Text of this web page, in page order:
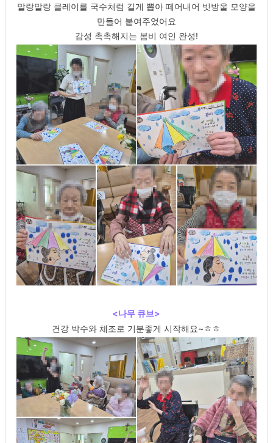
말랑말랑 클레이를 국수처럼 길게 뽑아 떼어내어 빗방울 모양을
만들어 붙여주었어요
감성 촉촉해지는 봄비 여인 완성!
<나무 큐브>
건강 박수와 체조로 기분좋게 시작해요~ㅎㅎ